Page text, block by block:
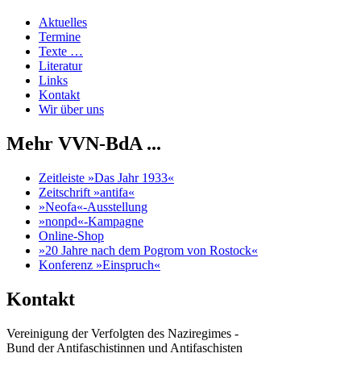
Aktuelles
Termine
Texte …
Literatur
Links
Kontakt
Wir über uns
Mehr VVN-BdA ...
Zeitleiste »Das Jahr 1933«
Zeitschrift »antifa«
»Neofa«-Ausstellung
»nonpd«-Kampagne
Online-Shop
»20 Jahre nach dem Pogrom von Rostock«
Konferenz »Einspruch«
Kontakt
Vereinigung der Verfolgten des Naziregimes -
Bund der Antifaschistinnen und Antifaschisten